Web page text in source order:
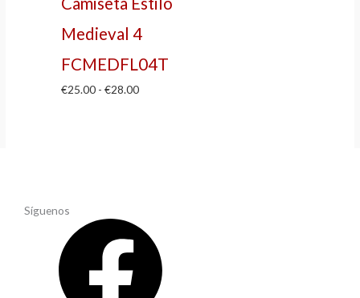
Medieval 4
FCMEDFL04T
€25.00 - €28.00
Síguenos